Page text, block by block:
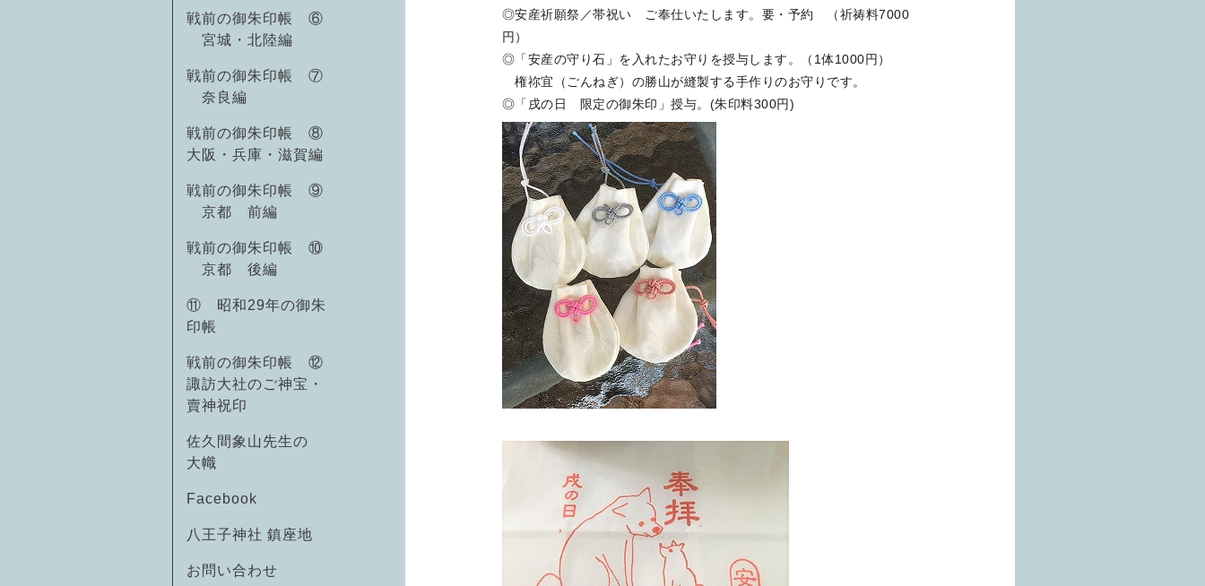
戦前の御朱印帳 ⑥
宮城・北陸編
戦前の御朱印帳 ⑦
奈良編
戦前の御朱印帳 ⑧
大阪・兵庫・滋賀編
戦前の御朱印帳 ⑨
京都 前編
戦前の御朱印帳 ⑩
京都 後編
⑪ 昭和29年の御朱
印帳
戦前の御朱印帳 ⑫
諏訪大社のご神宝・
賣神祝印
佐久間象山先生の
大幟
Facebook
八王子神社 鎮座地
お問い合わせ
◎安産祈願祭／帯祝い ご奉仕いたします。要・予約 （祈祷料7000
円）
◎「安産の守り石」を入れたお守りを授与します。（1体1000円）
権祢宜（ごんねぎ）の勝山が縫製する手作りのお守りです。
◎「戌の日 限定の御朱印」授与。(朱印料300円)